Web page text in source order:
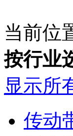
当前位
按行业
显示所
传动